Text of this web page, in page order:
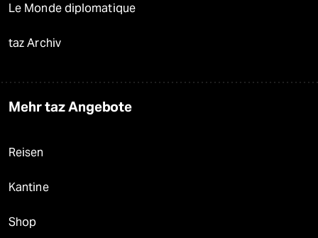
Le Monde diplomatique
taz Archiv
Mehr taz Angebote
Reisen
Kantine
Shop